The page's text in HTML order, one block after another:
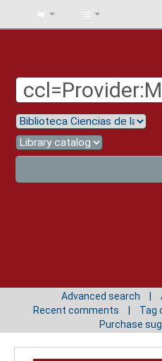
BIBLIOTECA
Advanced search
Recent comments
Tag
Purchase